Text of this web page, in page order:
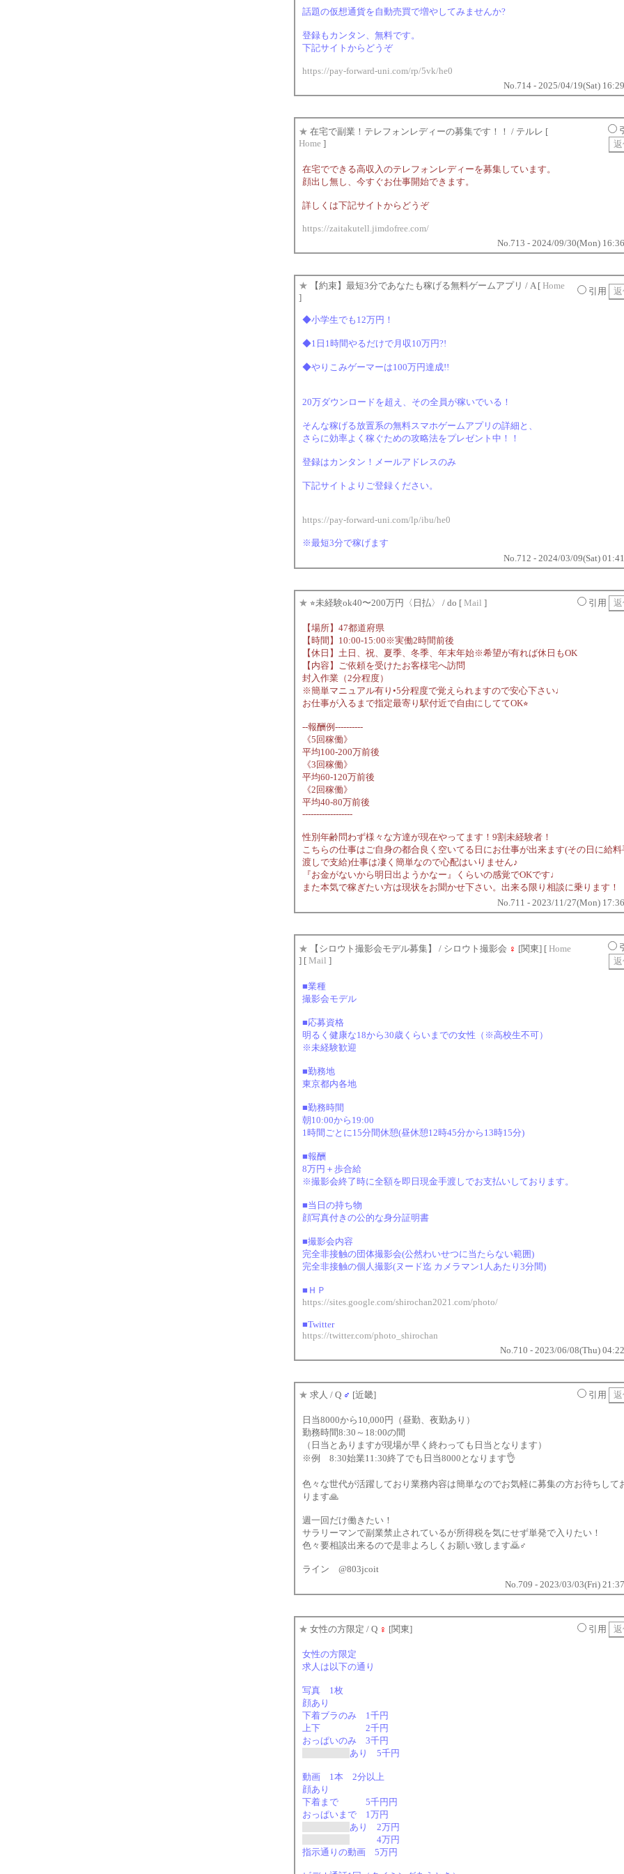
話題の仮想通貨を自動売買で増やしてみませんか?
登録もカンタン、無料です。
下記サイトからどうぞ
https://pay-forward-uni.com/rp/5vk/he0
No.714 - 2025/04/19(Sat)
★ 在宅で副業！テレフォンレディーの募集です！！ / テルレ [
Home ]
在宅でできる高収入のテレフォンレディーを募集しています。
顔出し無し、今すぐお仕事開始できます。
詳しくは下記サイトからどうぞ
https://zaitakutell.jimdofree.com/
No.713 - 2024/09/30(Mon)
★ 【約束】最短3分であなたも稼げる無料ゲームアプリ / A [ Home
]
引用
◆小学生でも12万円！
◆1日1時間やるだけで月収10万円?!
◆やりこみゲーマーは100万円達成!!
20万ダウンロードを超え、その全員が稼いでいる！
そんな稼げる放置系の無料スマホゲームアプリの詳細と、
さらに効率よく稼ぐための攻略法をプレゼント中！！
登録はカンタン！メールアドレスのみ
下記サイトよりご登録ください。
https://pay-forward-uni.com/lp/ibu/he0
※最短3分で稼げます
No.712 - 2024/03/09(Sat)
★ ⭐︎未経験ok40〜200万円〈日払〉 / do [ Mail ] 引用
【場所】47都道府県
【時間】10:00-15:00※実働2時間前後
【休日】土日、祝、夏季、冬季、年末年始※希望が有れば休日もOK
【内容】ご依頼を受けたお客様宅へ訪問
封入作業（2分程度）
※簡単マニュアル有り•5分程度で覚えられますので安心下さい♩
お仕事が入るまで指定最寄り駅付近で自由にしててOK⭐︎
--報酬例----------
《5回稼働》
平均100-200万前後
《3回稼働》
平均60-120万前後
《2回稼働》
平均40-80万前後
------------------
性別年齢問わず様々な方達が現在やってます！9割未経験者！
こちらの仕事はご自身の都合良く空いてる日にお仕事が出来ます(その日に給料
渡しで支給)仕事は凄く簡単なので心配はいりません♪
『お金がないから明日出ようかなー』くらいの感覚でOKです♩
また本気で稼ぎたい方は現状をお聞かせ下さい。出来る限り相談に乗ります！
No.711 - 2023/11/27(Mon)
★ 【シロウト撮影会モデル募集】 / シロウト撮影会 ♀ [関東] [ Home
] [ Mail ]
■業種
撮影会モデル
■応募資格
明るく健康な18から30歳くらいまでの女性（※高校生不可）
※未経験歓迎
■勤務地
東京都内各地
■勤務時間
朝10:00から19:00
1時間ごとに15分間休憩(昼休憩12時45分から13時15分)
■報酬
8万円＋歩合給
※撮影会終了時に全額を即日現金手渡しでお支払いしております。
■当日の持ち物
顔写真付きの公的な身分証明書
■撮影会内容
完全非接触の団体撮影会(公然わいせつに当たらない範囲)
完全非接触の個人撮影(ヌード迄 カメラマン1人あたり3分間)
■ＨＰ
https://sites.google.com/shirochan2021.com/photo/
■Twitter
https://twitter.com/photo_shirochan
No.710 - 2023/06/08(Thu)
★ 求人 / Q ♂ [近畿] 引用
日当8000から10,000円（昼勤、夜勤あり）
勤務時間8:30～18:00の間
（日当とありますが現場が早く終わっても日当となります）
※例 8:30始業11:30終了でも日当8000となります👌
色々な世代が活躍しており業務内容は簡単なのでお気軽に募集の方お待ちして
ります🙏
週一回だけ働きたい！
サラリーマンで副業禁止されているが所得税を気にせず単発で入りたい！
色々要相談出来るので是非よろしくお願い致します🙇♂
ライン @803jcoit
No.709 - 2023/03/03(Fri)
★ 女性の方限定 / Q ♀ [関東] 引用
女性の方限定
求人は以下の通り
写真 1枚
顔あり
下着ブラのみ 1千円
上下 2千円
おっぱいのみ 3千円
あり 5千円
動画 1本 2分以上
顔あり
下着まで 5千円円
おっぱいまで 1万円
あり 2万円
4万円
指示通りの動画 5万円